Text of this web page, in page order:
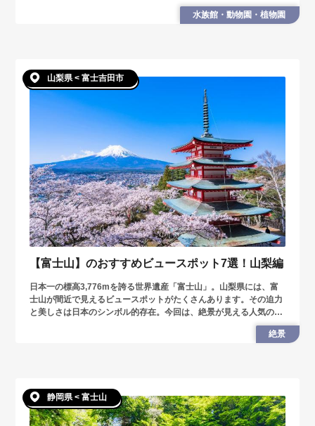
あいが楽しめる富士サファリパークの魅力に迫ります。
水族館・動物園・植物園
山梨県 < 富士吉田市
【富士山】のおすすめビュースポット7選！山梨編
日本一の標高3,776mを誇る世界遺産「富士山」。山梨県には、富
士山が間近で見えるビュースポットがたくさんあります。その迫力
と美しさは日本のシンボル的存在。今回は、絶景が見える人気の撮
絶景
静岡県 < 富士山